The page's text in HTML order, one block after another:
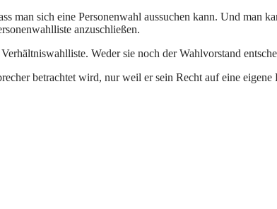
man sich eine Personenwahl aussuchen kann. Und man
anzuschließen.
Weder sie noch der Wahlvorstand
betrachtet wird, nur weil er sein Recht auf eine